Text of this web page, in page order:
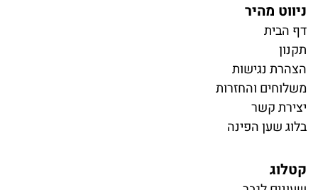
ניווט מהיר
דף הבית
תקנון
הצהרת נגישות
משלוחים והחזרות
יצירת קשר
בלוג שען הפינה
קטלוג